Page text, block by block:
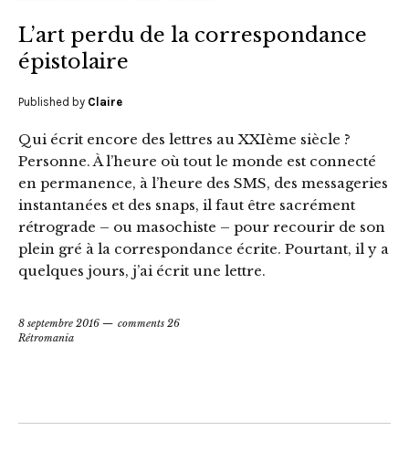
L’art perdu de la correspondance
épistolaire
Published by Claire
Qui écrit encore des lettres au XXIème siècle ?
Personne. À l’heure où tout le monde est connecté
en permanence, à l’heure des SMS, des messageries
instantanées et des snaps, il faut être sacrément
rétrograde – ou masochiste – pour recourir de son
plein gré à la correspondance écrite. Pourtant, il y a
quelques jours, j’ai écrit une lettre.
8 septembre 2016
comments 26
Rétromania